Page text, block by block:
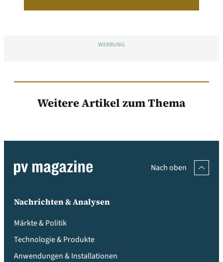
WERBUNG
Weitere Artikel zum Thema
Nach oben
Nachrichten & Analysen
Märkte & Politik
Technologie & Produkte
Anwendungen & Installationen